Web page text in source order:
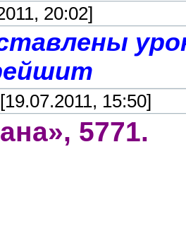
20:02]
[19.07.2011, 15:50]
5771.